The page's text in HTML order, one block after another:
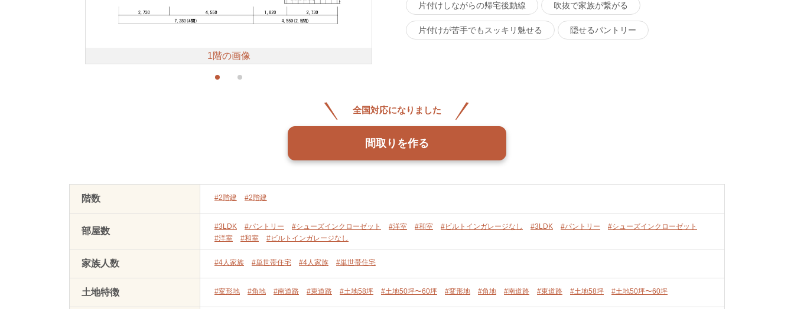
片付けしながらの帰宅後動線 吹抜で家族が繋がる
片付けが苦手でもスッキリ魅せる 隠せるパントリー
1階の画像
全国対応になりました
間取りを作る
階数 #2階建 #2階建
部屋数 #3LDK #パントリー #シューズインクローゼット #洋室 #和室 #ビルトインガレージなし #3LDK #パントリー
#シューズインクローゼット
#洋室
#和室 #ビルトインガレージなし
家族人数 #4人家族 #単世帯住宅 #4人家族 #単世帯住宅
土地特徴 #変形地 #角地 #南道路 #東道路 #土地58坪 #土地50坪〜60坪 #変形地 #角地 #南道路 #東道路 #土地58坪 #土地50坪〜60坪